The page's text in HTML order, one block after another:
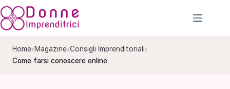
Salta
al
Home›Magazine›Consigli Imprenditoriali›
Come farsi conoscere online